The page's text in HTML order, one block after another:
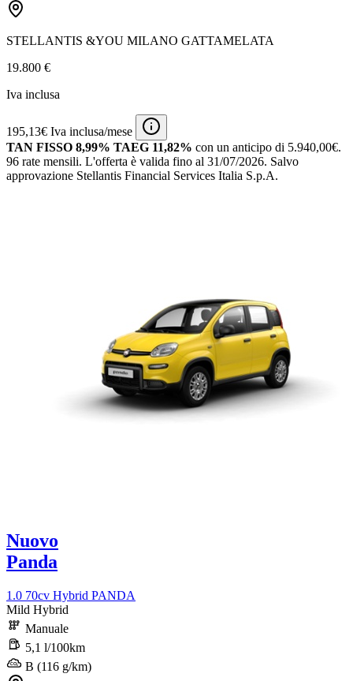
STELLANTIS &YOU MILANO GATTAMELATA
19.800 €
Iva inclusa
195,13€ Iva inclusa/mese
TAN FISSO 8,99% TAEG 11,82% con un anticipo di 5.940,00€.
96 rate mensili. L'offerta è valida fino al 31/07/2026. Salvo
approvazione Stellantis Financial Services Italia S.p.A.
Nuovo
Panda
1.0 70cv Hybrid PANDA
Mild Hybrid
Manuale
5,1 l/100km
B (116 g/km)